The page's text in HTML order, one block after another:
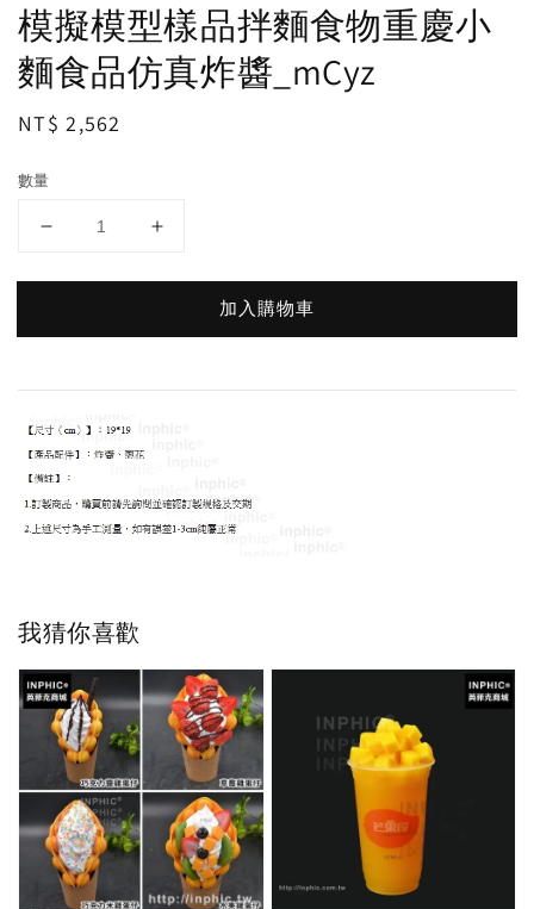
模擬模型樣品拌麵食物重慶小
麵食品仿真炸醬_mCyz
Regular
NT$ 2,562
數量
加入購物車
我猜你喜歡